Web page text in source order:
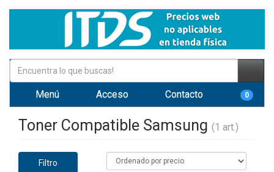
Menú Acceso Contacto 0
Toner Compatible Samsung (1 art.)
Filtro